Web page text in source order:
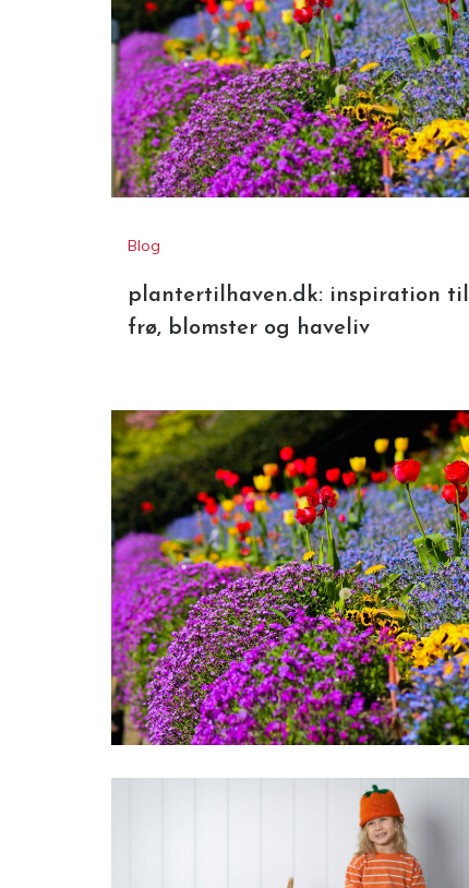
Blog
plantertilhaven.dk: inspiration til
frø, blomster og haveliv